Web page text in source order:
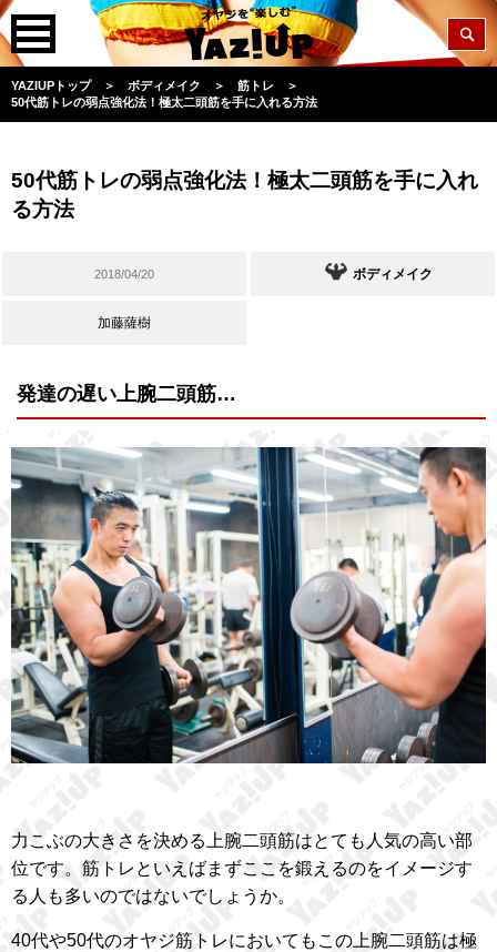
YAZIUPトップ ＞ ボディメイク ＞ 筋トレ
＞
50代筋トレの弱点強化法！極太二頭筋を手に入れる方法
50代筋トレの弱点強化法！極太二頭筋を手に入れ
る方法
2018/04/20 ボディメイク
加藤薩樹
発達の遅い上腕二頭筋…
力こぶの大きさを決める上腕二頭筋はとても人気の高い部
位です。筋トレといえばまずここを鍛えるのをイメージす
る人も多いのではないでしょうか。
40代や50代のオヤジ筋トレにおいてもこの上腕二頭筋は極